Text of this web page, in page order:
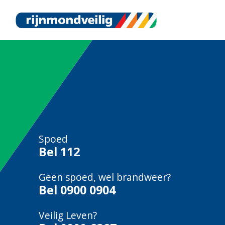
Spoed
Bel 112
Geen spoed, wel brandweer?
Bel 0900 0904
Veilig Leven?